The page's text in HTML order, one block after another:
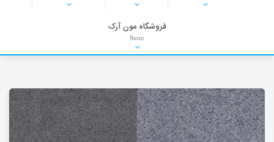
PNG-PSD
Background
Stock Images
فروشگاه مون آرک
Store